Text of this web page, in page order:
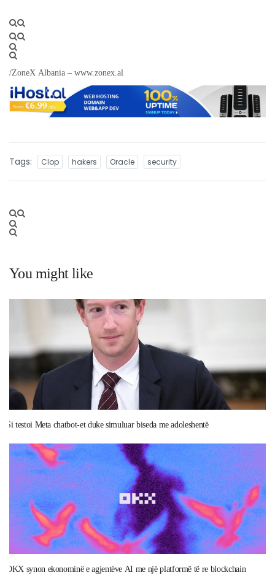
/ZoneX Albania – www.zonex.al
Tags: Clop hakers Oracle security
You might like
Si testoi Meta chatbot-et duke simuluar biseda me adoleshentë
OKX synon ekonominë e agjentëve AI me një platformë të re blockchain